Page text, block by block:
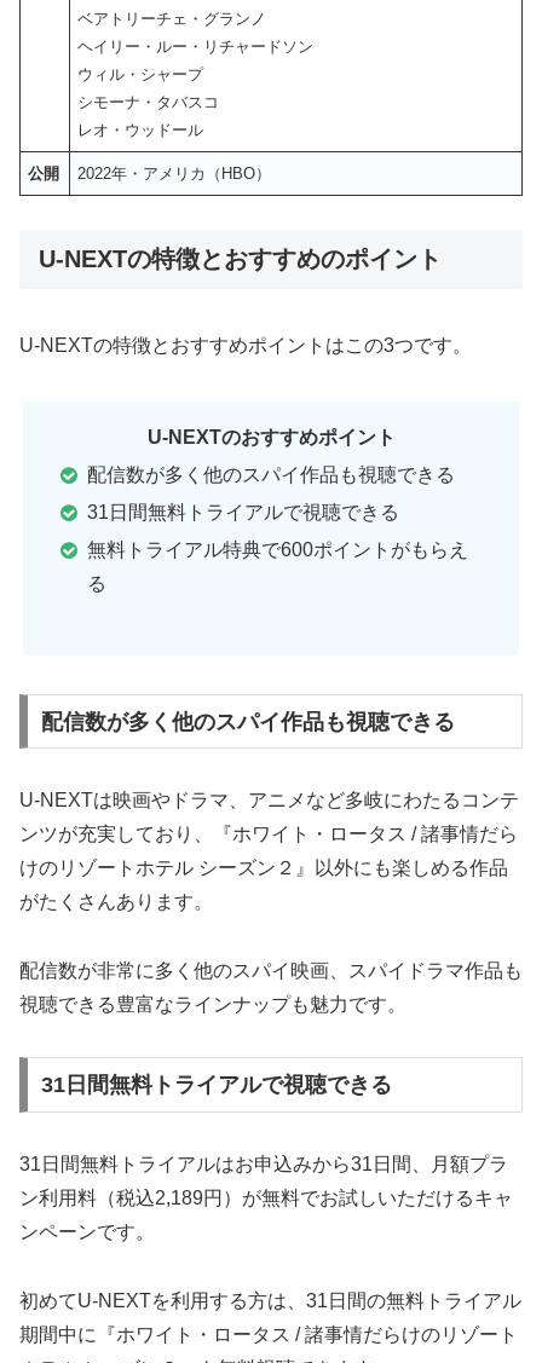
ベアトリーチェ・グランノ
ヘイリー・ルー・リチャードソン
ウィル・シャープ
シモーナ・タバスコ
レオ・ウッドール
公開 2022年・アメリカ（HBO）
U-NEXTの特徴とおすすめのポイント
U-NEXTの特徴とおすすめポイントはこの3つです。
U-NEXTのおすすめポイント
配信数が多く他のスパイ作品も視聴できる
31日間無料トライアルで視聴できる
無料トライアル特典で600ポイントがもらえ
る
配信数が多く他のスパイ作品も視聴できる
U-NEXTは映画やドラマ、アニメなど多岐にわたるコンテ
ンツが充実しており、『ホワイト・ロータス / 諸事情だら
けのリゾートホテル シーズン２』以外にも楽しめる作品
がたくさんあります。
配信数が非常に多く他のスパイ映画、スパイドラマ作品も
視聴できる豊富なラインナップも魅力です。
31日間無料トライアルで視聴できる
31日間無料トライアルはお申込みから31日間、月額プラ
ン利用料（税込2,189円）が無料でお試しいただけるキャ
ンペーンです。
初めてU-NEXTを利用する方は、31日間の無料トライアル
期間中に『ホワイト・ロータス / 諸事情だらけのリゾート